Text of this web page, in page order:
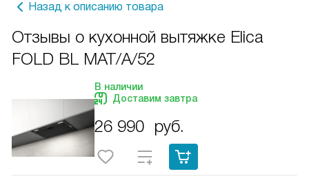
Назад к описанию товара
Отзывы о кухонной вытяжке Elica
FOLD BL MAT/A/52
В наличии
Доставим завтра
26 990 руб.